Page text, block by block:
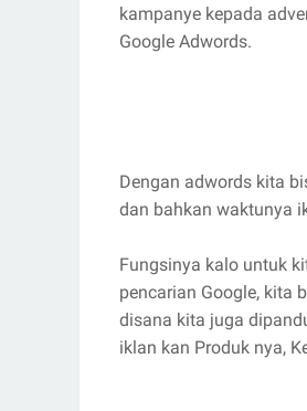
kampanye kepada
Google Adwords.
Dengan adwords kita
dan bahkan waktunya
Fungsinya kalo untuk
pencarian Google, kita
disana kita juga
iklan kan Produk nya,